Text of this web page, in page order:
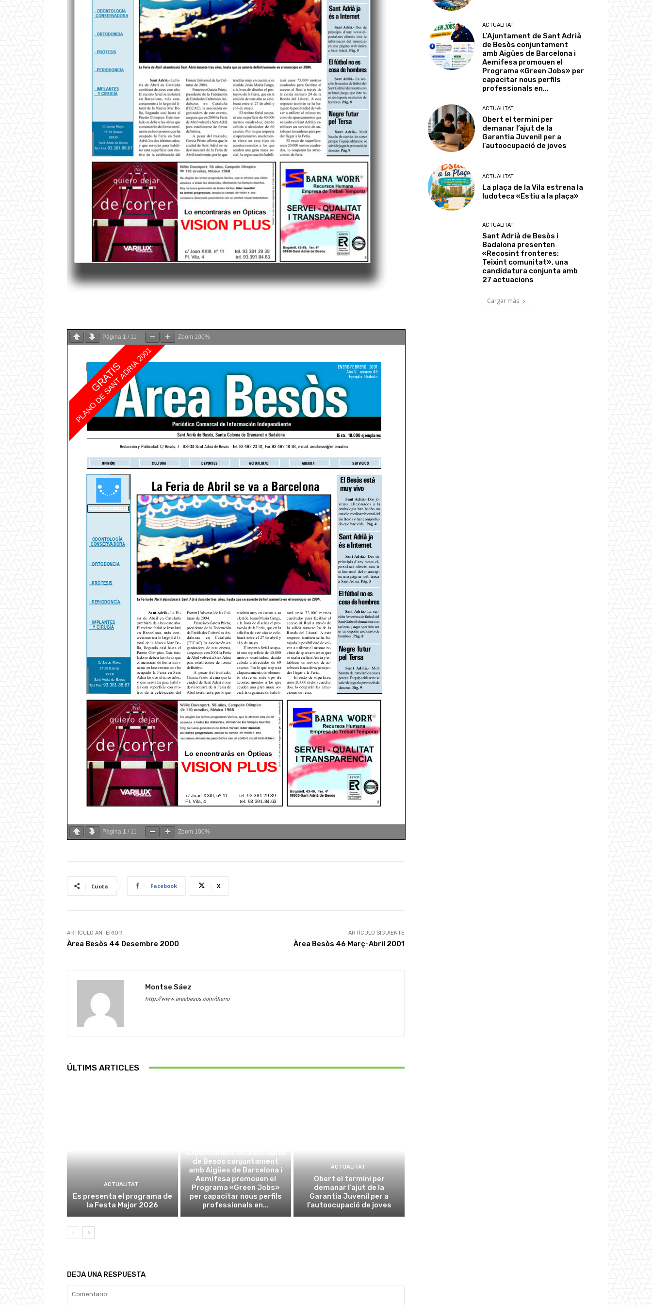
Página 1 / 11 Zoom 100%
Página 1 / 11 Zoom 100%
Cuota Facebook X
ARTÍCULO ANTERIOR
Àrea Besòs 44 Desembre 2000
ARTÍCULO SIGUIENTE
Àrea Besòs 46 Març-Abril 2001
Montse Sáez
http://www.areabesos.com/diario
ÚLTIMS ARTICLES
ACTUALITAT
Es presenta el programa de
la Festa Major 2026
de Besòs conjuntament
amb Aigües de Barcelona i
Aemifesa promouen el
Programa «Green Jobs»
per capacitar nous perfils
professionals en...
ACTUALITAT
Obert el termini per
demanar l’ajut de la
Garantia Juvenil per a
l’autoocupació de joves
DEJA UNA RESPUESTA
ACTUALITAT
L’Ajuntament de Sant Adrià
de Besòs conjuntament
amb Aigües de Barcelona i
Aemifesa promouen el
Programa «Green Jobs» per
capacitar nous perfils
professionals en...
ACTUALITAT
Obert el termini per
demanar l’ajut de la
Garantia Juvenil per a
l’autoocupació de joves
ACTUALITAT
La plaça de la Vila estrena la
ludoteca «Estiu a la plaça»
ACTUALITAT
Sant Adrià de Besòs i
Badalona presenten
«Recosint fronteres:
Teixint comunitat», una
candidatura conjunta amb
27 actuacions
Cargar más